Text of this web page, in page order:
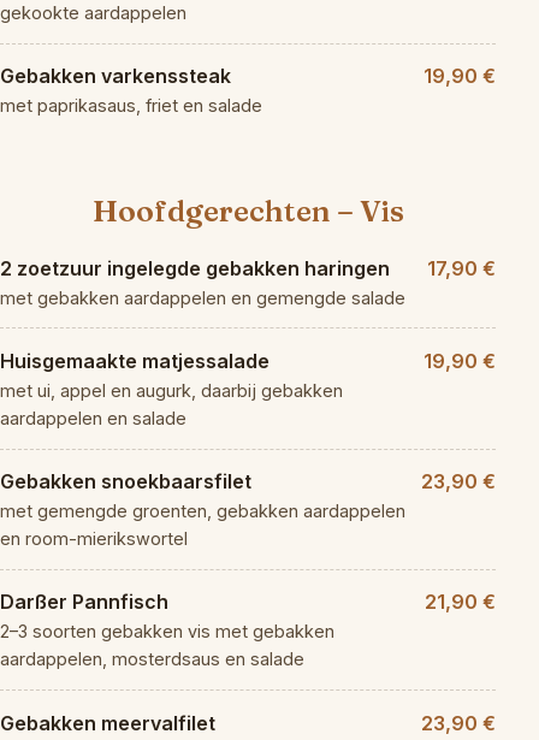
gekookte aardappelen
Gebakken varkenssteak
met paprikasaus, friet en salade
19,90 €
Hoofdgerechten – Vis
2 zoetzuur ingelegde gebakken haringen
met gebakken aardappelen en gemengde salade
17,90 €
Huisgemaakte matjessalade
met ui, appel en augurk, daarbij gebakken
aardappelen en salade
19,90 €
Gebakken snoekbaarsfilet
met gemengde groenten, gebakken aardappelen
en room-mierikswortel
23,90 €
Darßer Pannfisch
2–3 soorten gebakken vis met gebakken
aardappelen, mosterdsaus en salade
21,90 €
Gebakken meervalfilet 23,90 €